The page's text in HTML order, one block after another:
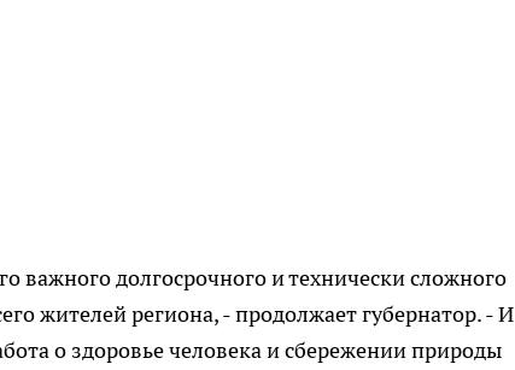
важного долгосрочного и технически сложного
жителей региона, - продолжает губернатор. - И
о здоровье человека и сбережении природы